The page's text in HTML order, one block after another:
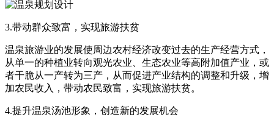
3.带动群众致富，实现旅游扶贫
温泉旅游业的发展使周边农村经济改变过去的生产经营方式，
从单一的种植业转向观光农业、生态农业等高附加值产业，或
者干脆从一产转为三产，从而促进产业结构的调整和升级，增
加农民收入，带动农民致富，实现旅游扶贫。
4.提升温泉汤池形象，创造新的发展机会